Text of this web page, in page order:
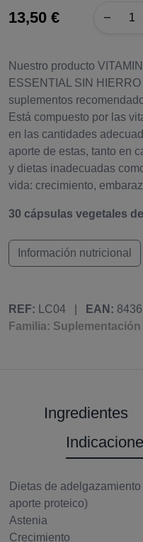
13,50 € −
Nuestro producto
ESSENTIAL SIN
suplementos
Está compuesto por las
en las cantidades
aporte de estas, tanto en
y dietas inadecuadas
vida: crecimiento,
30 cápsulas vegetales
Información nutricional
REF: LC04 EAN:
Familia:
Ingredientes
Dietas de
aporte proteico)
Astenia
Crecimiento